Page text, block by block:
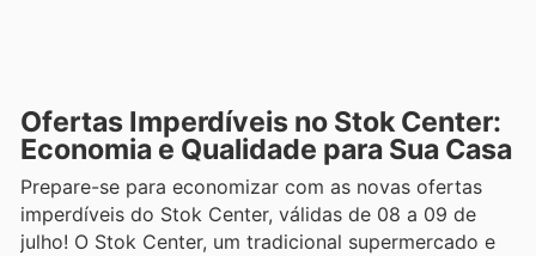
Ofertas Imperdíveis no Stok Center:
Economia e Qualidade para Sua Casa
Prepare-se para economizar com as novas ofertas
imperdíveis do Stok Center, válidas de 08 a 09 de
julho! O Stok Center, um tradicional supermercado e